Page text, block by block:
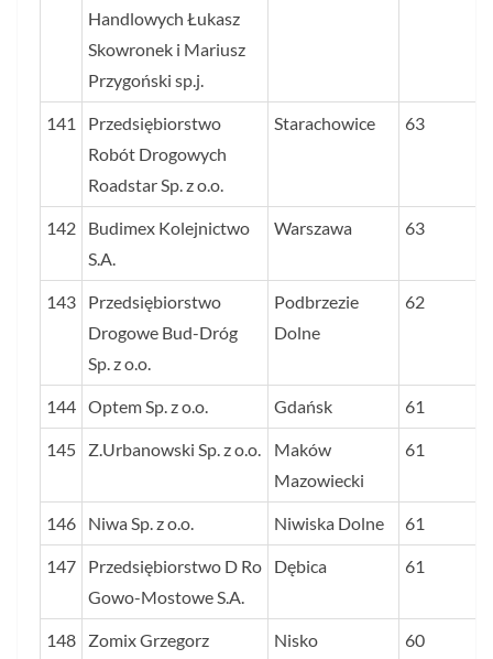
Handlowych Łukasz
Skowronek i Mariusz
Przygoński sp.j.
141
Przedsiębiorstwo
Robót Drogowych
Roadstar Sp. z o.o.
Starachowice 63
142
Budimex Kolejnictwo
S.A.
Warszawa 63
143
Przedsiębiorstwo
Drogowe Bud-Dróg
Sp. z o.o.
Podbrzezie
Dolne
62
144 Optem Sp. z o.o. Gdańsk 61
145 Z.Urbanowski Sp. z o.o.
Maków
Mazowiecki
61
146 Niwa Sp. z o.o. Niwiska Dolne 61
147
Przedsiębiorstwo D Ro
Gowo-Mostowe S.A.
Dębica 61
148
Zomix Grzegorz
Nisko 60